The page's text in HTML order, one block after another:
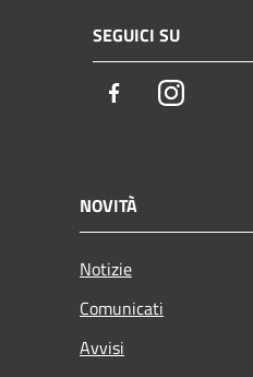
SEGUICI SU
FacebookInstagram
NOVITÀ
Notizie
Comunicati
Avvisi